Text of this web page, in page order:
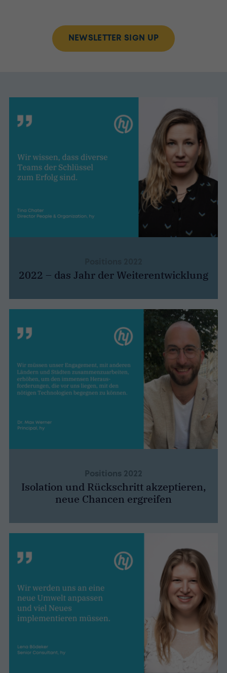
NEWSLETTER SIGN UP
2022 – das Jahr der Weiterentwicklung
Positions 2022
Isolation und Rückschritt akzeptieren,
neue Chancen ergreifen